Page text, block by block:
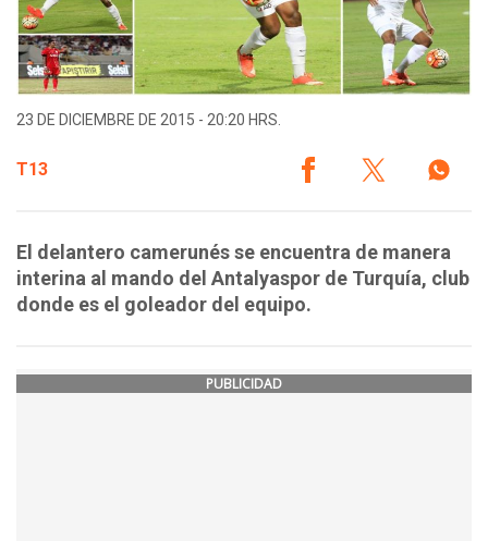
23 DE DICIEMBRE DE 2015 - 20:20 HRS.
T13
El delantero camerunés se encuentra de manera
interina al mando del Antalyaspor de Turquía, club
donde es el goleador del equipo.
PUBLICIDAD